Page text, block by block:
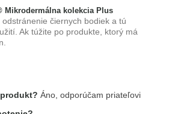
Mikrodermálna kolekcia Plus
čiernych bodiek a tú
Ak túžite po produkte, ktorý má
pokožke
Áno, odporúčam priateľovi